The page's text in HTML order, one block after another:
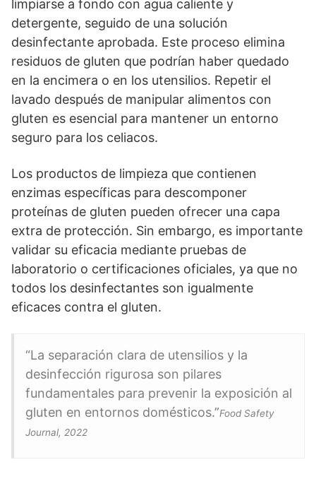
limpiarse a fondo con agua caliente y
detergente, seguido de una solución
desinfectante aprobada. Este proceso elimina
residuos de gluten que podrían haber quedado
en la encimera o en los utensilios. Repetir el
lavado después de manipular alimentos con
gluten es esencial para mantener un entorno
seguro para los celiacos.
Los productos de limpieza que contienen
enzimas específicas para descomponer
proteínas de gluten pueden ofrecer una capa
extra de protección. Sin embargo, es importante
validar su eficacia mediante pruebas de
laboratorio o certificaciones oficiales, ya que no
todos los desinfectantes son igualmente
eficaces contra el gluten.
“La separación clara de utensilios y la
desinfección rigurosa son pilares
fundamentales para prevenir la exposición al
gluten en entornos domésticos.”Food Safety
Journal, 2022